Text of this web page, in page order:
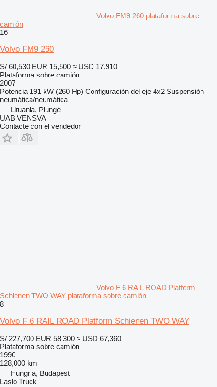
Volvo FM9 260 plataforma sobre
camión
16
Volvo FM9 260
S/ 60,530 EUR 15,500 ≈ USD 17,910
Plataforma sobre camión
2007
Potencia 191 kW (260 Hp) Configuración del eje 4x2 Suspensión
neumática/neumática
Lituania, Plungė
UAB VENSVA
Contacte con el vendedor
Volvo F 6 RAIL ROAD Platform
Schienen TWO WAY plataforma sobre camión
8
Volvo F 6 RAIL ROAD Platform Schienen TWO WAY
S/ 227,700 EUR 58,300 ≈ USD 67,360
Plataforma sobre camión
1990
128,000 km
Hungría, Budapest
Laslo Truck